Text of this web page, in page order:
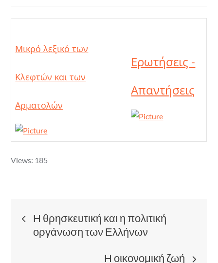
Μικρό λεξικό των
Κλεφτών και των
Αρματολών
Ερωτήσεις -
Απαντήσεις
Views: 185
Post
navigation
Η θρησκευτική και η πολιτική
οργάνωση των Ελλήνων
Η οικονομική ζωή